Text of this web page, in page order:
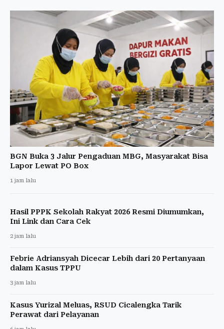
BGN Buka 3 Jalur Pengaduan MBG, Masyarakat Bisa
Lapor Lewat PO Box
1 jam lalu
Hasil PPPK Sekolah Rakyat 2026 Resmi Diumumkan,
Ini Link dan Cara Cek
2 jam lalu
Febrie Adriansyah Dicecar Lebih dari 20 Pertanyaan
dalam Kasus TPPU
3 jam lalu
Kasus Yurizal Meluas, RSUD Cicalengka Tarik
Perawat dari Pelayanan